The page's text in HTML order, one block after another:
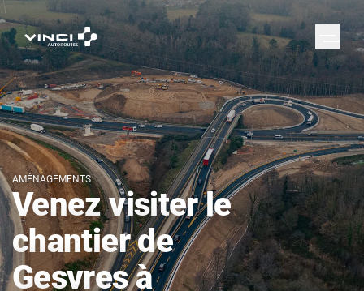
AMÉNAGEMENTS
Venez visiter le
chantier de
Gesvres à